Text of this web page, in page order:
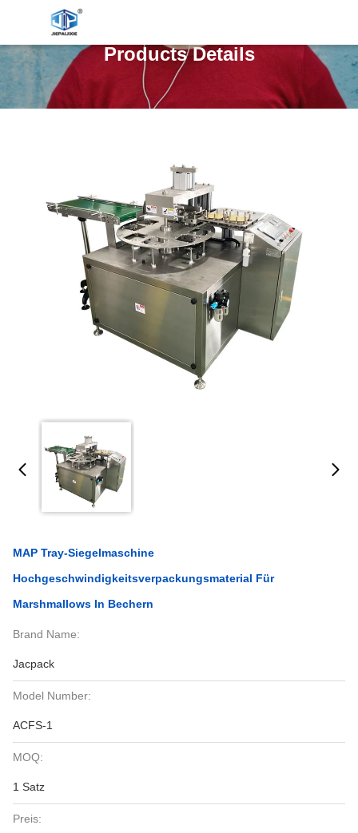
Products Details
MAP Tray-Siegelmaschine
Hochgeschwindigkeitsverpackungsmaterial Für
Marshmallows In Bechern
Brand Name:
Jacpack
Model Number:
ACFS-1
MOQ:
1 Satz
Preis: